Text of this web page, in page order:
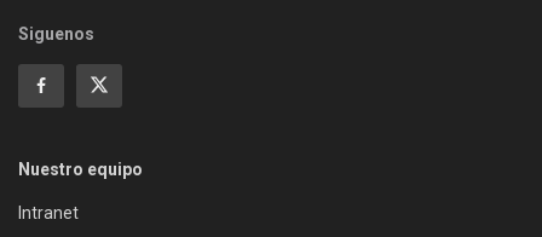
Siguenos
Nuestro equipo
Intranet